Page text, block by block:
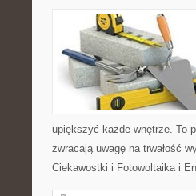
upiększyć każde wnętrze. To
zwracają uwagę na trwałość
Ciekawostki i Fotowoltaika i